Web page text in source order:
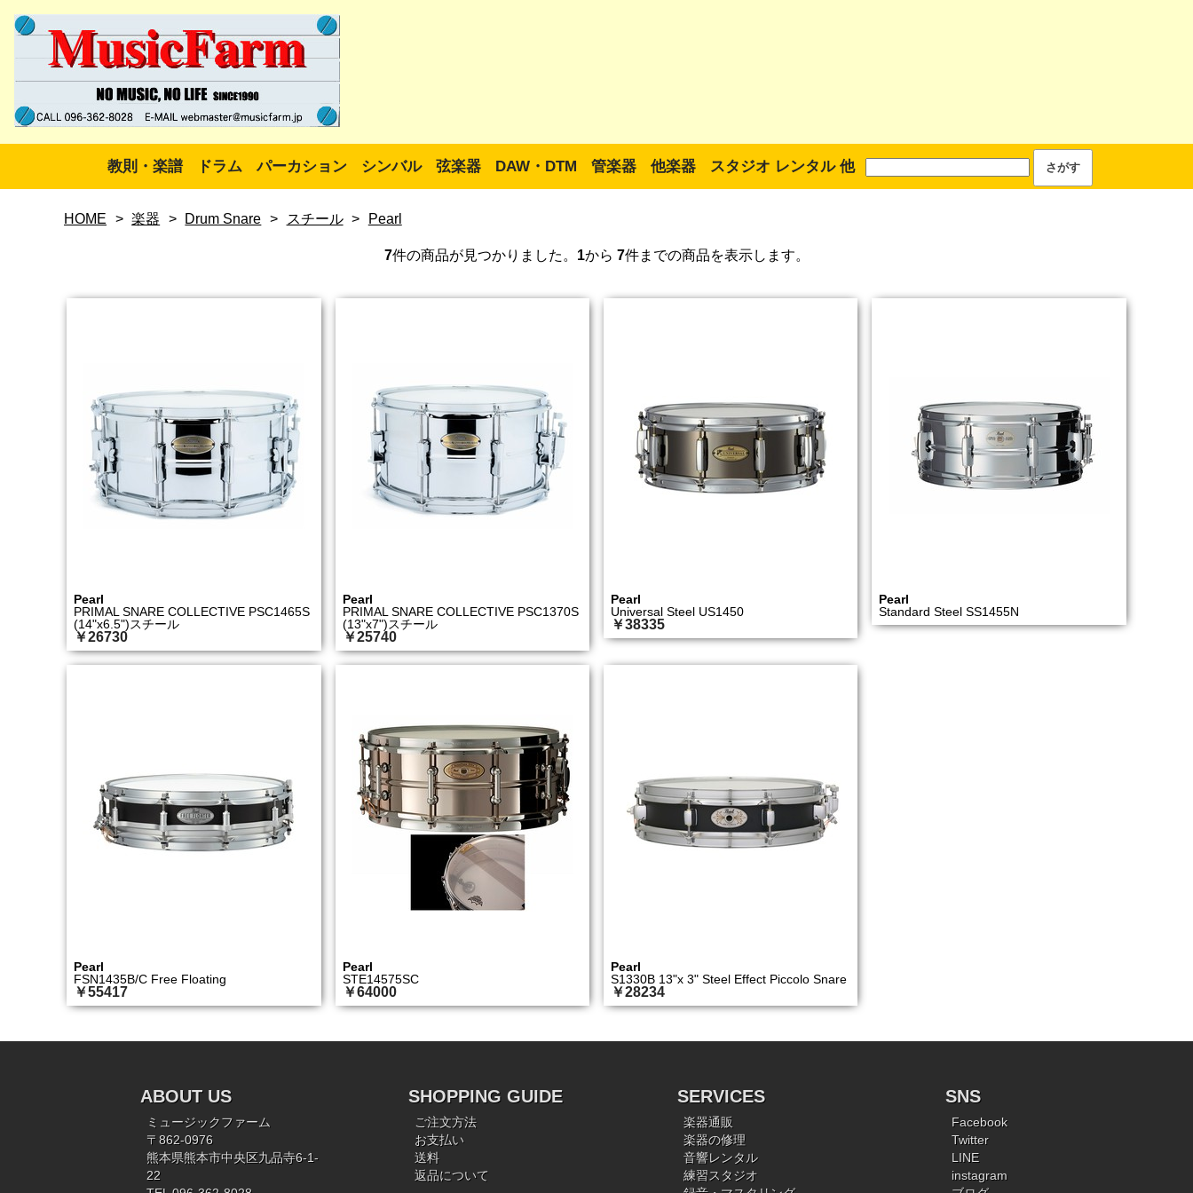
教則・楽譜 ドラム パーカション シンバル 弦楽器 DAW・DTM 管楽器 他楽器 スタジオ レンタル 他
HOME > 楽器 > Drum Snare > スチール > Pearl
7件の商品が見つかりました。 1から 7件までの商品を表示します。
Pearl
PRIMAL SNARE COLLECTIVE PSC1465S
(14"x6.5")スチール
￥26730
Pearl
PRIMAL SNARE COLLECTIVE PSC1370S
(13"x7")スチール
￥25740
Pearl
Universal Steel US1450
￥38335
Pearl
Standard Steel SS1455N
Pearl
FSN1435B/C Free Floating
￥55417
Pearl
STE14575SC
￥64000
Pearl
S1330B 13"x 3" Steel Effect Piccolo Snare
￥28234
ABOUT US
ミュージックファーム
〒862-0976
熊本県熊本市中央区九品寺6-1-
22
SHOPPING GUIDE
ご注文方法
お支払い
送料
返品について
SERVICES
楽器通販
楽器の修理
音響レンタル
練習スタジオ
SNS
Facebook
Twitter
LINE
instagram